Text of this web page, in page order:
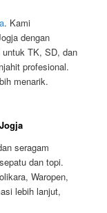
. Kami
dengan
untuk TK, SD, dan
profesional.
menarik.
seragam
dan topi.
Waropen,
lebih lanjut,